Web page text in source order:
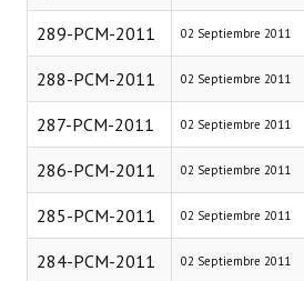
289-PCM-2011 02 Septiembre 2011
288-PCM-2011 02 Septiembre 2011
287-PCM-2011 02 Septiembre 2011
286-PCM-2011 02 Septiembre 2011
285-PCM-2011 02 Septiembre 2011
284-PCM-2011 02 Septiembre 2011